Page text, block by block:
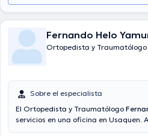
Fernando Helo
Ortopedista y Traumatólogo
Sobre el especialista
El Ortopedista y Traumatólogo
servicios en una oficina en Usaquen.